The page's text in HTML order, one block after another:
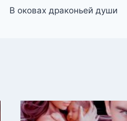
В оковах драконьей души